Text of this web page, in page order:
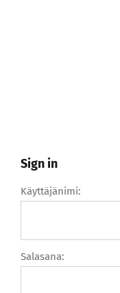
Sign in
Käyttäjänimi:
Salasana: